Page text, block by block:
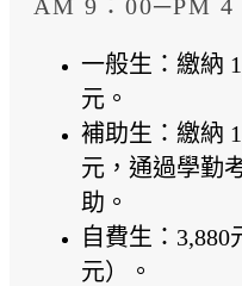
AM 9：00─PM 4
一般生：繳納
元。
補助生：繳納
元，通過學勤
助。
自費生：3,880
元）。